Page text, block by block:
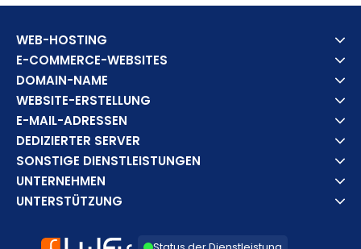
WEB-HOSTING
E-COMMERCE-WEBSITES
DOMAIN-NAME
WEBSITE-ERSTELLUNG
E-MAIL-ADRESSEN
DEDIZIERTER SERVER
SONSTIGE DIENSTLEISTUNGEN
UNTERNEHMEN
UNTERSTÜTZUNG